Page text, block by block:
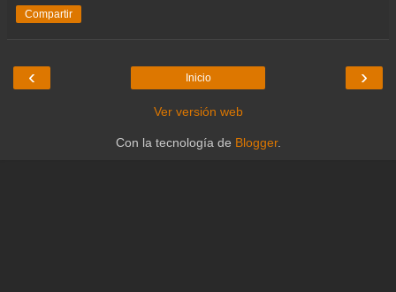
Compartir
‹ ›
Inicio
Ver versión web
Con la tecnología de Blogger.